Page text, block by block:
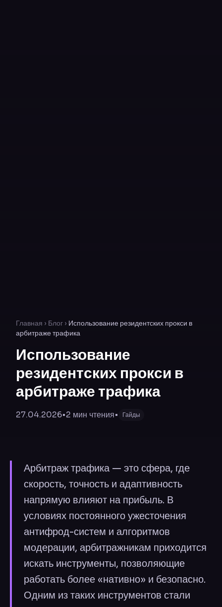
Главная › Блог › Использование резидентских прокси в
арбитраже трафика
Использование
резидентских прокси в
арбитраже трафика
27.04.2026•2 мин чтения• Гайды
Арбитраж трафика — это сфера, где
скорость, точность и адаптивность
напрямую влияют на прибыль. В
условиях постоянного ужесточения
антифрод-систем и алгоритмов
модерации, арбитражникам приходится
искать инструменты, позволяющие
работать более «нативно» и безопасно.
Одним из таких инструментов стали